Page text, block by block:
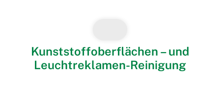
Kunststoffoberflächen – und
Leuchtreklamen-Reinigung